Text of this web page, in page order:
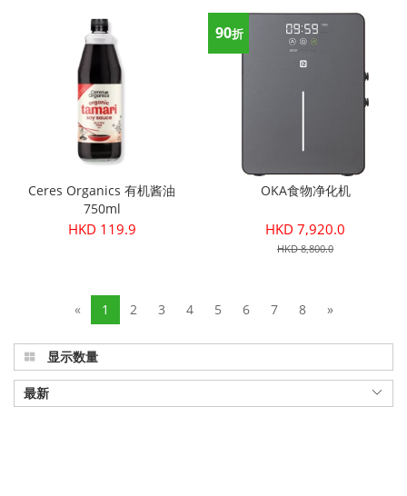
Ceres Organics 有机酱油
750ml
HKD 119.9
90折
OKA食物净化机
HKD 7,920.0
HKD 8,800.0
« 1 2 3 4 5 6 7 8 »
显示数量
最新